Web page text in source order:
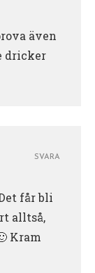
även
dricker
får bli
alltså,
Kram
SVARA